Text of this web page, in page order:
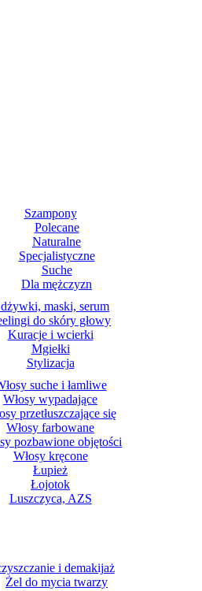
Szampony
Polecane
Naturalne
Specjalistyczne
Suche
Dla mężczyzn
maski, serum
do skóry głowy
Kuracje i wcierki
Mgiełki
Stylizacja
suche i łamliwe
Włosy wypadające
przetłuszczające się
Włosy farbowane
pozbawione objętości
Włosy kręcone
Łupież
Łojotok
Luszczyca, AZS
i demakijaż
Żel do mycia twarzy